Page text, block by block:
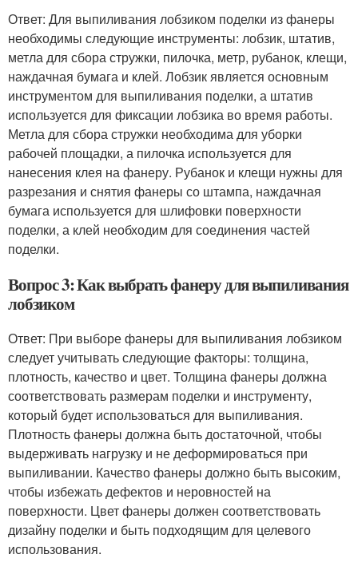
Ответ: Для выпиливания лобзиком поделки из фанеры
необходимы следующие инструменты: лобзик, штатив,
метла для сбора стружки, пилочка, метр, рубанок, клещи,
наждачная бумага и клей. Лобзик является основным
инструментом для выпиливания поделки, а штатив
используется для фиксации лобзика во время работы.
Метла для сбора стружки необходима для уборки
рабочей площадки, а пилочка используется для
нанесения клея на фанеру. Рубанок и клещи нужны для
разрезания и снятия фанеры со штампа, наждачная
бумага используется для шлифовки поверхности
поделки, а клей необходим для соединения частей
поделки.
Вопрос 3: Как выбрать фанеру для выпиливания
лобзиком
Ответ: При выборе фанеры для выпиливания лобзиком
следует учитывать следующие факторы: толщина,
плотность, качество и цвет. Толщина фанеры должна
соответствовать размерам поделки и инструменту,
который будет использоваться для выпиливания.
Плотность фанеры должна быть достаточной, чтобы
выдерживать нагрузку и не деформироваться при
выпиливании. Качество фанеры должно быть высоким,
чтобы избежать дефектов и неровностей на
поверхности. Цвет фанеры должен соответствовать
дизайну поделки и быть подходящим для целевого
использования.